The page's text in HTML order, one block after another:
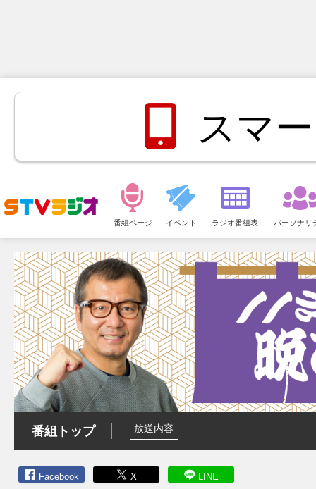
スマ
ュ
ー
番組ページ イベント ラジオ番組表 パーソナリ
番組トップ 放送内容
Facebook X LINE